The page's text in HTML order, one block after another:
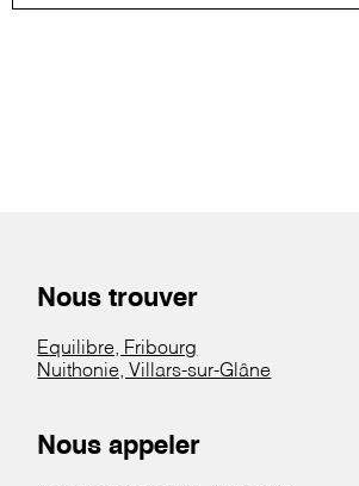
Nous trouver
Equilibre, Fribourg
Nuithonie, Villars-sur-Glâne
Nous appeler